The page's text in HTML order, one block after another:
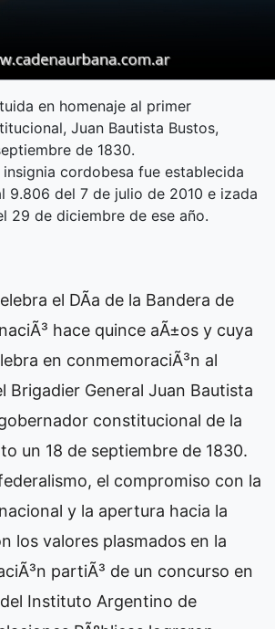
en homenaje al primer
Juan Bautista Bustos,
de 1830.
cordobesa fue establecida
9.806 del 7 de julio de 2010 e izada
29 de diciembre de ese año.
el DÃ­a de la Bandera de
hace quince aÃ±os y cuya
en conmemoraciÃ³n al
Brigadier General Juan Bautista
constitucional de la
un 18 de septiembre de 1830.
el compromiso con la
y la apertura hacia la
los valores plasmados en la
partiÃ³ de un concurso en
Instituto Argentino de